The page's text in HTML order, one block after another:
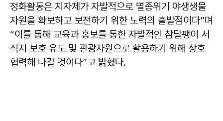
정화활동은 지자체가 자발적으로 멸종위기 야생생물
자원을 확보하고 보전하기 위한 노력의 출발점이다”며
“이를 통해 교육과 홍보를 통한 자발적인 참달팽이 서
식지 보호 유도 및 관광자원으로 활용하기 위해 상호
협력해 나갈 것이다”고 밝혔다.